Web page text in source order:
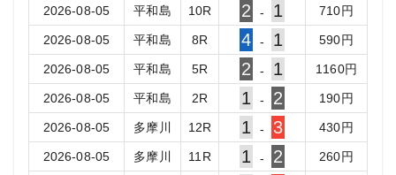
2026-08-05 平和島 10R 2 - 1 710円
2026-08-05 平和島 8R 4 - 1 590円
2026-08-05 平和島 5R 2 - 1 1160円
2026-08-05 平和島 2R 1 - 2 190円
2026-08-05 多摩川 12R 1 - 3 430円
2026-08-05 多摩川 11 R 1 - 2 260円